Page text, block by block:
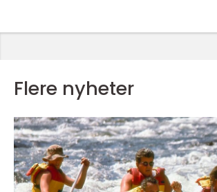
Flere nyheter